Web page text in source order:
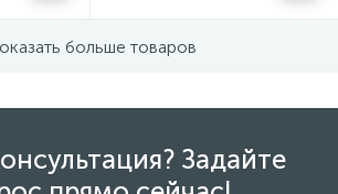
больше товаров
Задайте